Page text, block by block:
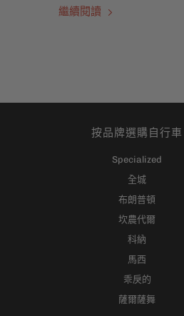
繼續閱讀
按品牌選購自行車
Specialized
全城
布朗普頓
坎農代爾
科納
馬西
乖戾的
薩爾薩舞